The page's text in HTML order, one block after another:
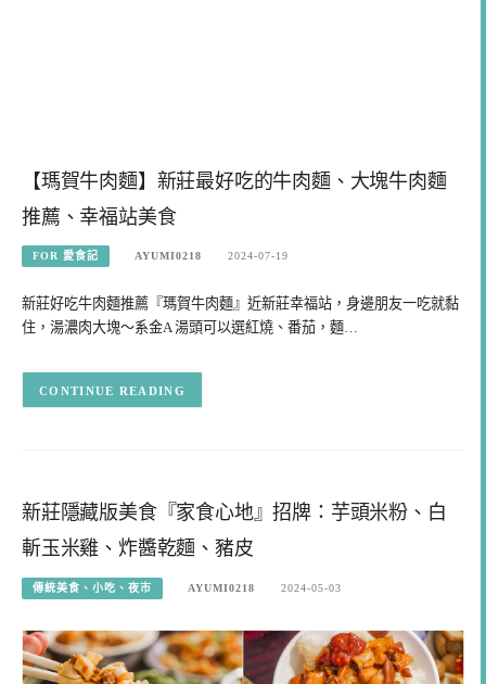
【瑪賀牛肉麵】新莊最好吃的牛肉麵、大塊牛肉麵
推薦、幸福站美食
FOR 愛食記 AYUMI0218 2024-07-19
新莊好吃牛肉麵推薦『瑪賀牛肉麵』近新莊幸福站，身邊朋友一吃就黏
住，湯濃肉大塊～系金A 湯頭可以選紅燒、番茄，麵…
CONTINUE READING
新莊隱藏版美食『家食心地』招牌：芋頭米粉、白
斬玉米雞、炸醬乾麵、豬皮
傳統美食、小吃、夜市 AYUMI0218 2024-05-03